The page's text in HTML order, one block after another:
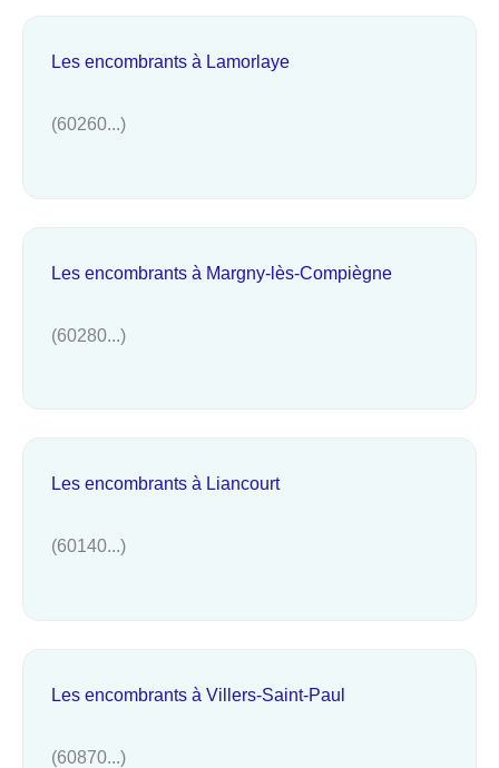
Les encombrants à Lamorlaye
(60260...)
Les encombrants à Margny-lès-Compiègne
(60280...)
Les encombrants à Liancourt
(60140...)
Les encombrants à Villers-Saint-Paul
(60870...)